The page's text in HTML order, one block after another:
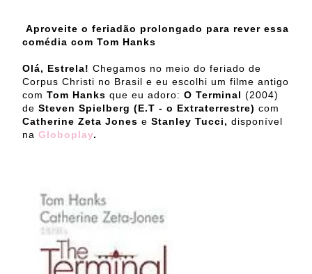
Aproveite o feriadão prolongado para rever essa
comédia com Tom Hanks
Olá, Estrela! Chegamos no meio do feriado de
Corpus Christi no Brasil e eu escolhi um filme antigo
com Tom Hanks que eu adoro: O Terminal (2004)
de Steven Spielberg (E.T - o Extraterrestre) com
Catherine Zeta Jones e Stanley Tucci, disponível
na Globoplay.